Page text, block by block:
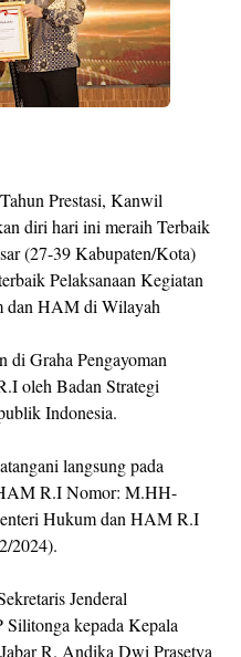
Prestasi, Kanwil
diri hari ini meraih Terbaik
(27-39 Kabupaten/Kota)
Pelaksanaan Kegiatan
dan HAM di Wilayah
di Graha Pengayoman
oleh Badan Strategi
Indonesia.
langsung pada
R.I Nomor: M.HH-
Hukum dan HAM R.I
2024).
Jenderal
kepada Kepala
R. Andika Dwi Prasetya